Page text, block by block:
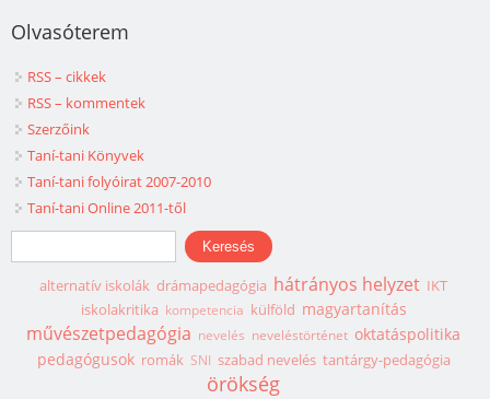
Olvasóterem
RSS – cikkek
RSS – kommentek
Szerzőink
Taní-tani Könyvek
Taní-tani folyóirat 2007-2010
Taní-tani Online 2011-től
Keresés űrlap
Keresés
alternatív iskolák drámapedagógia hátrányos helyzet IKT
iskolakritika kompetencia külföld magyartanítás
művészetpedagógia nevelés neveléstörténet oktatáspolitika
pedagógusok romák SNI szabad nevelés tantárgy-pedagógia
örökség